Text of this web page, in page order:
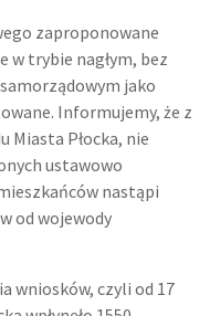
zaproponowane
w trybie nagłym, bez
jako
Informujemy, że z
Miasta Płocka, nie
ustawowo
nastąpi
od wojewody
wniosków, czyli od 17